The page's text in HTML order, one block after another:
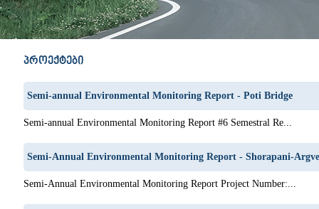
პროექტები
Semi-annual Environmental Monitoring Report - Poti Bridge
Semi-annual Environmental Monitoring Report #6 Semestral Re...
Semi-Annual Environmental Monitoring Report - Shorapani-
Semi-Annual Environmental Monitoring Report Project Number:...